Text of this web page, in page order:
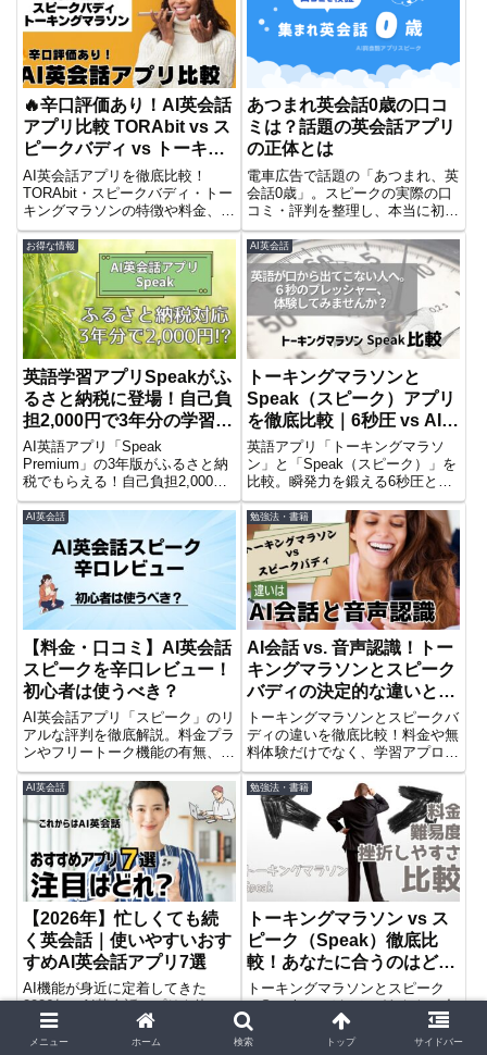
🔥辛口評価あり！AI英会話
アプリ比較 TORAbit vs ス
ピークバディ vs トーキン
グマラソン
AI英会話アプリを徹底比較！
TORAbit・スピークバディ・トー
キングマラソンの特徴や料金、辛
口評価を交えて詳しく解説。あな
たに最適なアプリはどれ？
あつまれ英会話0歳の口コ
ミは？話題の英会話アプリ
の正体とは
電車広告で話題の「あつまれ、英
会話0歳」。スピークの実際の口
コミ・評判を整理し、本当に初心
者向けなのか、英語の知識はある
のに喋れない人にも向いているの
かを冷静に検証します。
お得な情報
英語学習アプリSpeakがふ
るさと納税に登場！自己負
担2,000円で3年分の学習チ
ャンス
AI英語アプリ「Speak
Premium」の3年版がふるさと納
税でもらえる！自己負担2,000円
で本格的な英会話練習を始めるチ
ャンス。
AI英会話
トーキングマラソンと
Speak（スピーク）アプリ
を徹底比較｜6秒圧 vs AI会
話、話せるのはどっち？
英語アプリ「トーキングマラソ
ン」と「Speak（スピーク）」を
比較。瞬発力を鍛える6秒圧と、
AIとの対話練習。あなたに合うの
はどっち？
AI英会話
【料金・口コミ】AI英会話
スピークを辛口レビュー！
初心者は使うべき？
AI英会話アプリ「スピーク」のリ
アルな評判を徹底解説。料金プラ
ンやフリートーク機能の有無、デ
メリットを辛口レビュー。スピフ
ルとの比較や、どんな初心者にお
すすめかまで、ブログ運営者が本
音で語ります。
勉強法・書籍
AI会話 vs. 音声認識！トー
キングマラソンとスピーク
バディの決定的な違いと
は？
トーキングマラソンとスピークバ
ディの違いを徹底比較！料金や無
料体験だけでなく、学習アプロー
チやテクノロジーの違いに焦点を
当て、あなたに最適な英会話アプ
リを選ぶポイントを解説します。
AI英会話
【2026年】忙しくても続
く英会話｜使いやすいおす
すめAI英会話アプリ7選
AI機能が身近に定着してきた
2026年、AI英会話アプリを使っ
ての英語学習は特別な事ではなく
なりました。この記事ではおすす
勉強法・書籍
トーキングマラソン vs ス
ピーク（Speak）徹底比
較！あなたに合うのはどっ
ち？
トーキングマラソンとスピーク
（Speak）、どっちがあなたに合
う？学習方法・料金・難易度を徹
底比較！初心者向けか、中級者向
メニュー ホーム 検索 トップ サイドバー